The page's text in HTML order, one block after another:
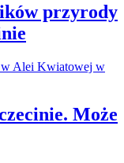
przyrody
Może